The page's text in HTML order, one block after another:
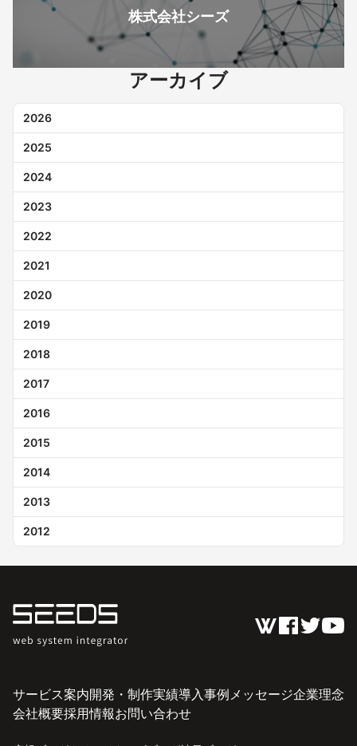
株式会社シーズ
アーカイブ
2026
2025
2024
2023
2022
2021
2020
2019
2018
2017
2016
2015
2014
2013
2012
サービス案内開発・制作実績導入事例メッセージ企業理念
会社概要採用情報お問い合わせ